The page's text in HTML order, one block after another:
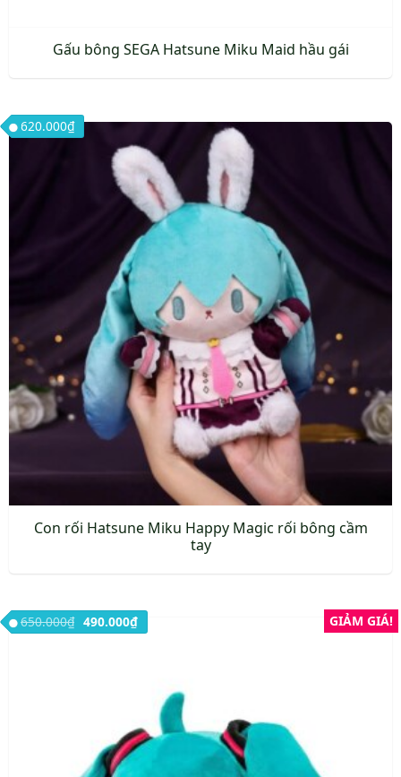
Gấu bông SEGA Hatsune Miku Maid hầu gái
Con rối Hatsune Miku Happy Magic rối bông cầm
tay
620.000₫
GIẢM GIÁ!
650.000₫ Giá gốc là: 650.000₫.
490.000₫Giá hiện tại là: 490.000₫.